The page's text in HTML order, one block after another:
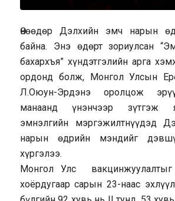
Өнөөдөр Дэлхийн эмч нарын
байна. Энэ өдөрт зориулсан
бахархъя” хүндэтгэлийн арга
ордонд болж, Монгол Улсын
Л.Оюун-Эрдэнэ оролцож
манаанд үнэнчээр зүтгэж
эмнэлгийн мэргэжилтнүүдэд
нарын өдрийн мэндийг
хүргэлээ.
Монгол Улс
хоёрдугаар сарын 23-наас